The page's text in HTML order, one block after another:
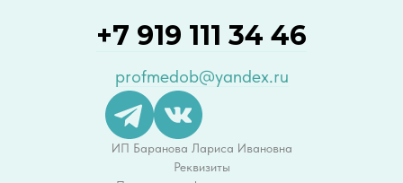
+7 919 111 34 46
profmedob@yandex.ru
ИП Баранова Лариса Ивановна
Реквизиты